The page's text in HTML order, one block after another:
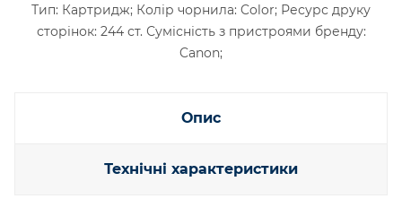
Тип: Картридж; Колір чорнила: Color; Ресурс друку
сторінок: 244 ст. Сумісність з пристроями бренду:
Canon;
Опис
Технічні характеристики